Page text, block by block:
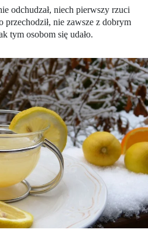
odchudzał, niech pierwszy rzuci
przechodził, nie zawsze z dobrym
tym osobom się udało.